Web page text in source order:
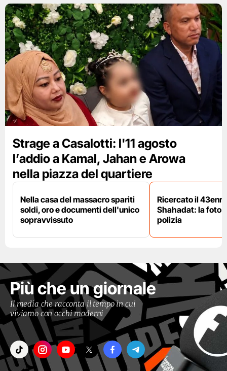
Strage a Casalotti: l'11 agosto
l’addio a Kamal, Jahan e Arowa
nella piazza del quartiere
Nella casa del massacro spariti
soldi, oro e documenti dell'unico
sopravvissuto
Ricercato il
Shahadat: la foto
polizia
Più che un giornale
Il media che racconta il tempo in cui
viviamo con occhi moderni